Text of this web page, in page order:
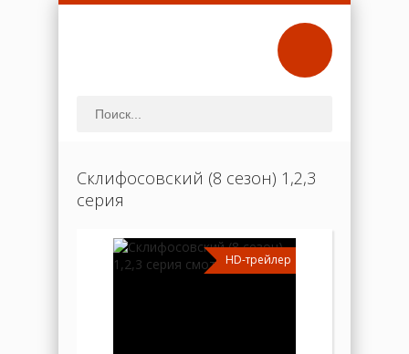
Склифосовский (8 сезон) 1,2,3
серия
HD-трейлер